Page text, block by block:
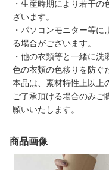
・生産時期により若干
ざいます。
・パソコンモニター等
る場合がございます。
・他の衣類等と一緒に
色の衣類の色移りを防ぐ
本品は、素材特性上以上
ご了承頂ける場合のみご
願いいたします。
商品画像